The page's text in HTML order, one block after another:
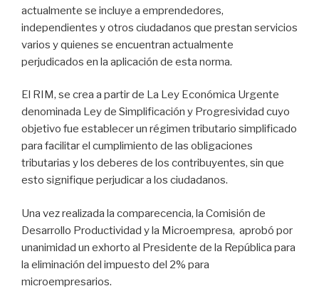
actualmente se incluye a emprendedores,
independientes y otros ciudadanos que prestan servicios
varios y quienes se encuentran actualmente
perjudicados en la aplicación de esta norma.
El RIM, se crea a partir de La Ley Económica Urgente
denominada Ley de Simplificación y Progresividad cuyo
objetivo fue establecer un régimen tributario simplificado
para facilitar el cumplimiento de las obligaciones
tributarias y los deberes de los contribuyentes, sin que
esto signifique perjudicar a los ciudadanos.
Una vez realizada la comparecencia, la Comisión de
Desarrollo Productividad y la Microempresa, aprobó por
unanimidad un exhorto al Presidente de la República para
la eliminación del impuesto del 2% para
microempresarios.